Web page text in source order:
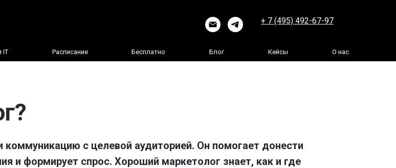
+ 7 (495) 492-67-97
IT Расписание Бесплатно Блог Кейсы О нас
с целевой аудиторией. Он помогает донести
и формирует спрос. Хороший маркетолог знает, как и где